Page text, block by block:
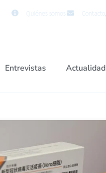
Quiénes somos Contacto
Entrevistas Actualidad